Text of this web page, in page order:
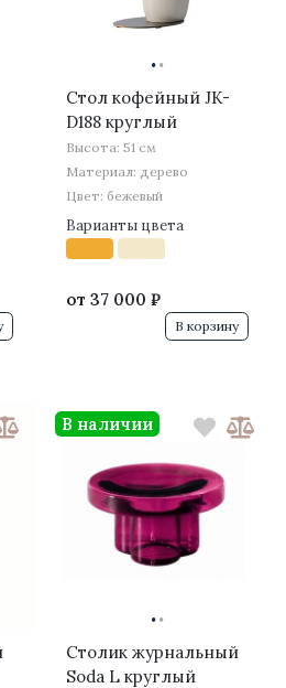
··
Стол кофейный JK-
D188 круглый
Высота: 51 см
Материал: дерево
Цвет: бежевый
Варианты цвета
от 37 000 ₽
В корзину
··
Столик журнальный
Soda L круглый
В наличии